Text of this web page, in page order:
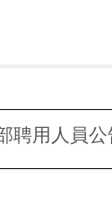
聘用人員公